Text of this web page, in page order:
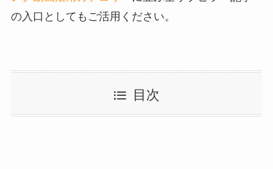
の入口としてもご活用ください。
目次